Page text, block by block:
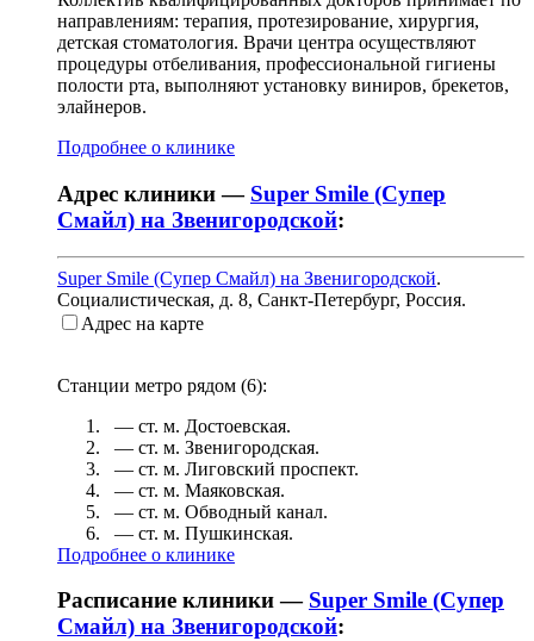
направлениям: терапия, протезирование, хирургия,
детская стоматология. Врачи центра осуществляют
процедуры отбеливания, профессиональной гигиены
полости рта, выполняют установку виниров, брекетов,
элайнеров.
Подробнее о клинике
Адрес клиники — Super Smile (Супер
Смайл) на Звенигородской:
Super Smile (Супер Смайл) на Звенигородской.
Социалистическая, д. 8, Санкт-Петербург, Россия.
Адрес на карте
Станции метро рядом (6):
— ст. м. Достоевская.
— ст. м. Звенигородская.
— ст. м. Лиговский проспект.
— ст. м. Маяковская.
— ст. м. Обводный канал.
— ст. м. Пушкинская.
Подробнее о клинике
Расписание клиники — Super Smile (Супер
Смайл) на Звенигородской: